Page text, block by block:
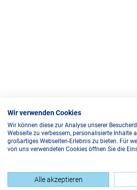
Wir verwenden Cookies
Wir können diese zur Analyse unserer
Webseite zu verbessern, personalisierte Inhalte
großartiges Webseiten-Erlebnis zu bieten. Für
von uns verwendeten Cookies öffnen Sie die
Alle akzeptieren